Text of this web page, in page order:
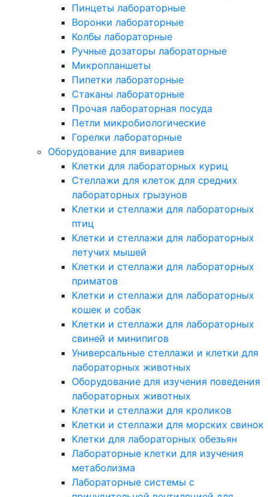
Пинцеты лабораторные
Воронки лабораторные
Колбы лабораторные
Ручные дозаторы лабораторные
Микропланшеты
Пипетки лабораторные
Стаканы лабораторные
Прочая лабораторная посуда
Петли микробиологические
Горелки лабораторные
Оборудование для вивариев
Клетки для лабораторных куриц
Стеллажи для клеток для средних
лабораторных грызунов
Клетки и стеллажи для лабораторных
птиц
Клетки и стеллажи для лабораторных
летучих мышей
Клетки и стеллажи для лабораторных
приматов
Клетки и стеллажи для лабораторных
кошек и собак
Клетки и стеллажи для лабораторных
свиней и минипигов
Универсальные стеллажи и клетки для
лабораторных животных
Оборудование для изучения поведения
лабораторных животных
Клетки и стеллажи для кроликов
Клетки и стеллажи для морских свинок
Клетки для лабораторных обезьян
Лабораторные клетки для изучения
метаболизма
Лабораторные системы с